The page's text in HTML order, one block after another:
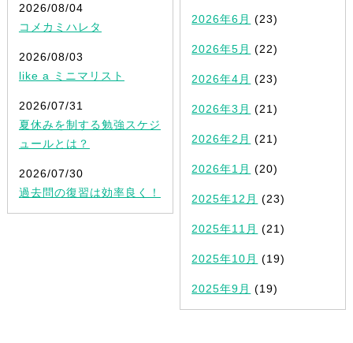
2026/08/04
コメカミハレタ
2026/08/03
like a ミニマリスト
2026/07/31
夏休みを制する勉強スケジ
ュールとは？
2026/07/30
過去問の復習は効率良く！
2026年6月 (23)
2026年5月 (22)
2026年4月 (23)
2026年3月 (21)
2026年2月 (21)
2026年1月 (20)
2025年12月 (23)
2025年11月 (21)
2025年10月 (19)
2025年9月 (19)